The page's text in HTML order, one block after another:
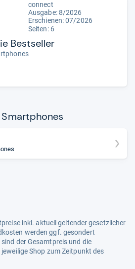
connect
Ausgabe: 8/2026
Erschienen:07/2026
Seiten: 6
Bestseller
inkl. aktuell geltender gesetzlicher
werden ggf. gesondert
der Gesamtpreis und die
Shop zum Zeitpunkt des